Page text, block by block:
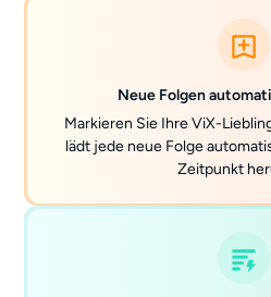
Neue Folgen
Markieren Sie Ihre ViX-
lädt jede neue Folge
Zeitpunkt